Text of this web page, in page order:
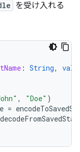
を受け入れる
: String, val
, "Doe" )
=